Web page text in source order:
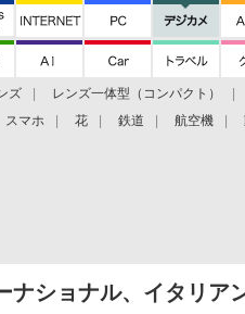
ズ レンズ一体型（コンパクト）
スマホ 花 鉄道 航空機
ナショナル、イタリア